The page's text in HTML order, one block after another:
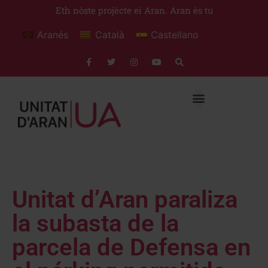
Eth nòste projècte ei Aran. Aran ès tu
Aranés Català Castellano
Unitat d’Aran paraliza
la subasta de la
parcela de Defensa en